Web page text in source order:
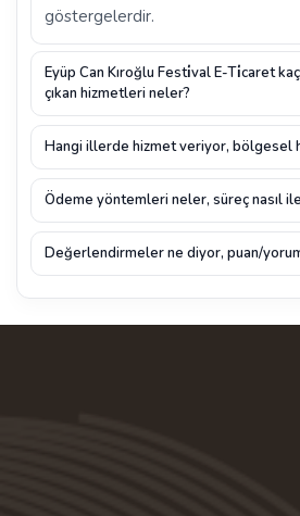
göstergelerdir.
Eyüp Can Kıroğlu Festi̇val E-Ti̇caret
çıkan hizmetleri neler?
Hangi illerde hizmet veriyor, bölgesel
Ödeme yöntemleri neler, süreç nasıl
Değerlendirmeler ne diyor, puan/